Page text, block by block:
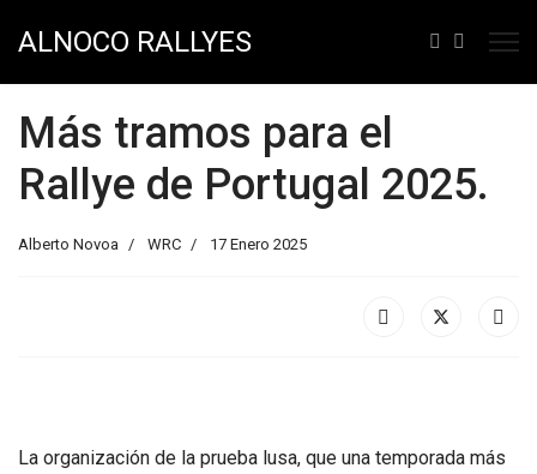
ALNOCO RALLYES
Más tramos para el
Rallye de Portugal 2025.
Alberto Novoa WRC 17 Enero 2025
La organización de la prueba lusa, que una temporada más